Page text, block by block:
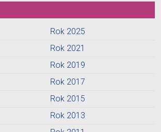
Rok 2025
Rok 2021
Rok 2019
Rok 2017
Rok 2015
Rok 2013